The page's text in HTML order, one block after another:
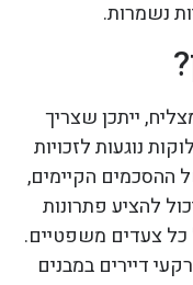
נשמרות.
ייתכן שצריך
נוגעות לזכויות
הקיימים,
להציע פתרונות
צעדים משפטיים.
דיירים במבנים